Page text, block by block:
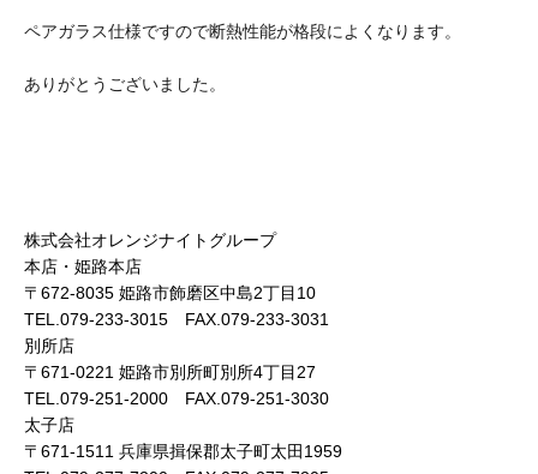
ペアガラス仕様ですので断熱性能が格段によくなります。
ありがとうございました。
株式会社オレンジナイトグループ
本店・姫路本店
〒672-8035 姫路市飾磨区中島2丁目10
TEL.079-233-3015 FAX.079-233-3031
別所店
〒671-0221 姫路市別所町別所4丁目27
TEL.079-251-2000 FAX.079-251-3030
太子店
〒671-1511 兵庫県揖保郡太子町太田1959